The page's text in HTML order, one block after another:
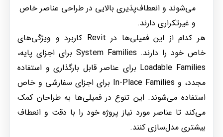
می‌شوند و انعطاف‌پذیری بالایی در طراحی عناصر خاص
و غیرتکراری دارند.
هر کدام از این فمیلی‌ها در Revit کاربرد و ویژگی‌های
خاص خود را دارند. System Families برای اجزای پایه،
Loadable Families برای عناصر قابل بارگذاری و استفاده
مجدد، و In-Place Families برای اجزای سفارشی و خاص
استفاده می‌شوند. این تنوع در فمیلی‌ها به طراحان کمک
می‌کند تا عناصر مورد نیاز پروژه خود را با دقت و انعطاف
بیشتری مدل‌سازی کنند.